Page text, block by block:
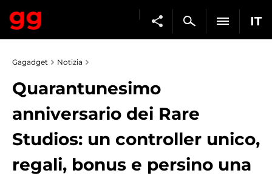
IT
Gagadget Notizia
Quarantunesimo
anniversario dei Rare
Studios: un controller unico,
regali, bonus e persino una